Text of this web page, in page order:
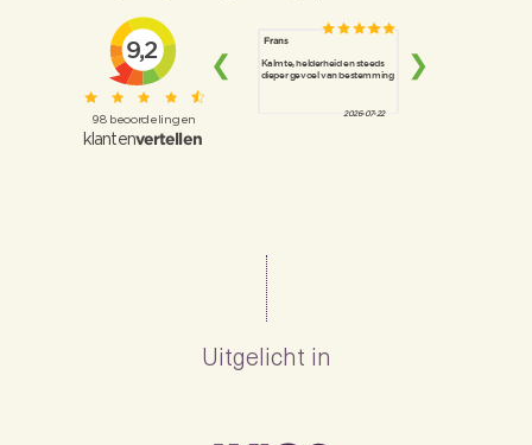
Uitgelicht in